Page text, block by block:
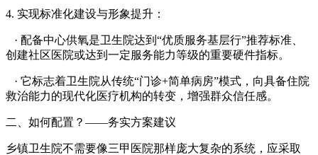
4. 实现标准化建设与形象提升：
· 配备中心供氧是卫生院达到“优质服务基层行”推荐标准、
创建社区医院或达到一定服务能力等级的重要硬件指标。
· 它标志着卫生院从传统“门诊+简单病房”模式，向具备住院
救治能力的现代化医疗机构的转变，增强群众信任感。
二、如何配置？——务实方案建议
乡镇卫生院不需要像三甲医院那样庞大复杂的系统，应采取